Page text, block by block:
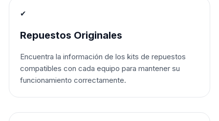
✔
Repuestos Originales
Encuentra la información de los kits de repuestos
compatibles con cada equipo para mantener su
funcionamiento correctamente.